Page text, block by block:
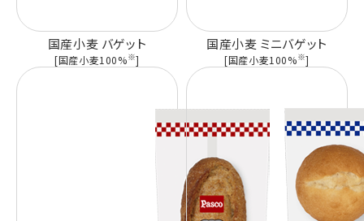
国産小麦 バゲット
[国産小麦100%※]
国産小麦 ミニバゲット
[国産小麦100%※]